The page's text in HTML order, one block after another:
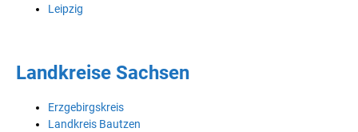
Leipzig
Landkreise Sachsen
Erzgebirgskreis
Landkreis Bautzen